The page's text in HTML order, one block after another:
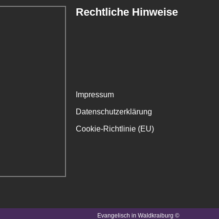
Rechtliche Hinweise
Impressum
Datenschutzerklärung
Cookie-Richtlinie (EU)
Evangelisch in Waldkraiburg ©